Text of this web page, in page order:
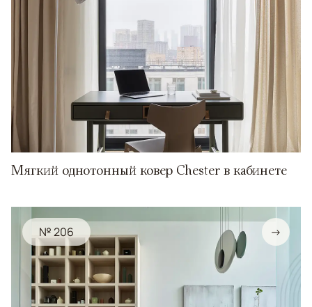
Мягкий однотонный ковер Chester в кабинете
№ 206 →